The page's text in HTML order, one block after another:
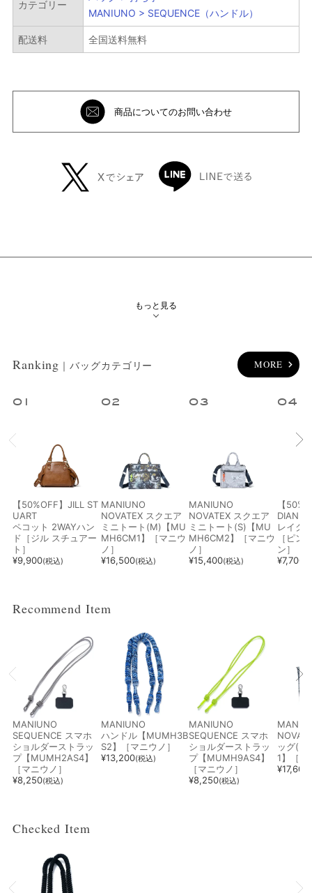
サブ
カテゴリー
カラー
ホワイト系
ブラウン系 ベージュ系 ブルー系 レッド系
ピンク系
その他
カテゴリー
MANIUNO > SEQUENCE（ハンドル）
配送料 全国送料無料
商品についてのお問い合わせ
もっと見る
Ranking ｜バッグカテゴリー MORE
1
【50%OFF】JILL ST
UART
ペコット 2WAYハン
ド［ジル スチュアー
ト］
¥9,900(税込)
2
MANIUNO
NOVATEX スクエア
ミニトート(M)【MU
MH6CM1】［マニウ
ノ］
¥16,500(税込)
3
MANIUNO
NOVATEX スクエア
ミニトート(S)【MU
MH6CM2】［マニウ
ノ］
¥15,400(税込)
4
【
DIANNE
レイク
［ピン
ン］
¥7,700
Recommend Item
MANIUNO
SEQUENCE スマホ
ショルダーストラッ
プ【MUMH2AS4】
［マニウノ］
¥8,250(税込)
MANIUNO
ハンドル【MUMH3B
S2】［マニウノ］
¥13,200(税込)
MANIUNO
SEQUENCE スマホ
ショルダーストラッ
プ【MUMH9AS4】
［マニウノ］
¥8,250(税込)
ッグ(L)
1】［マ
¥17,600
Checked Item